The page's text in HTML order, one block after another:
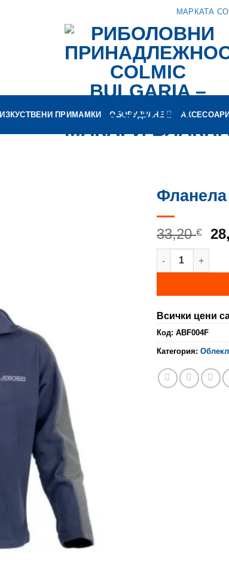
МАРКАТА
ИЗКУСТВЕНИ ПРИМАМКИ ОБОРУДВАНЕ АКСЕСОАРИ
33,20€
количество за
Всички цени
Код: ABF004F
Категория: